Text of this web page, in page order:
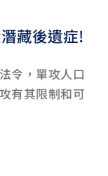
藏後遺症!
令，單攻人口
有其限制和可